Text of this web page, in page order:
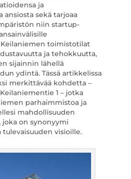
ja
ansiosta sekä tarjoaa
niin startup-
toimistotilat
ja tehokkuutta,
sijainnin lähellä
ydintä. Tässä artikkelissa
merkittävää kohdetta –
1 – jotka
parhaimmistoa ja
mahdollisuuden
joka on synonyymi
tulevaisuuden visioille.